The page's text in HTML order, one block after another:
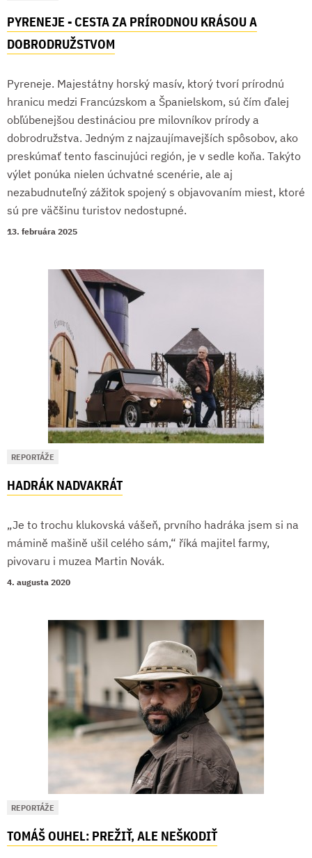
PYRENEJE - CESTA ZA PRÍRODNOU KRÁSOU A
DOBRODRUŽSTVOM
Pyreneje. Majestátny horský masív, ktorý tvorí prírodnú
hranicu medzi Francúzskom a Španielskom, sú čím ďalej
obľúbenejšou destináciou pre milovníkov prírody a
dobrodružstva. Jedným z najzaujímavejších spôsobov, ako
preskúmať tento fascinujúci región, je v sedle koňa. Takýto
výlet ponúka nielen úchvatné scenérie, ale aj
nezabudnuteľný zážitok spojený s objavovaním miest, ktoré
sú pre väčšinu turistov nedostupné.
13. februára 2025
REPORTÁŽE
HADRÁK NADVAKRÁT
„Je to trochu klukovská vášeň, prvního hadráka jsem si na
mámině mašině ušil celého sám,“ říká majitel farmy,
pivovaru i muzea Martin Novák.
4. augusta 2020
REPORTÁŽE
TOMÁŠ OUHEL: PREŽIŤ, ALE NEŠKODIŤ